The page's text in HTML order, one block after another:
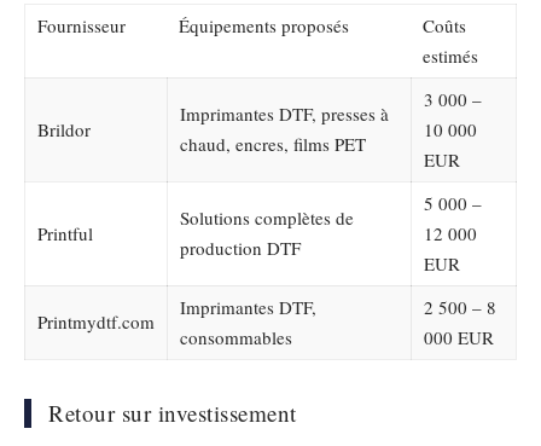
Fournisseur Équipements proposés
Coûts
estimés
Brildor
Imprimantes DTF, presses à
chaud, encres, films PET
3 000 –
10 000
EUR
Printful
Solutions complètes de
production DTF
5 000 –
12 000
EUR
Printmydtf.com
Imprimantes DTF,
consommables
2 500 – 8
000 EUR
Retour sur investissement